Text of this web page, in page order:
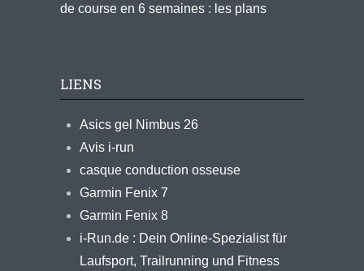
de course en 6 semaines : les plans
LIENS
Asics gel Nimbus 26
Avis i-run
casque conduction osseuse
Garmin Fenix 7
Garmin Fenix 8
i-Run.de : Dein Online-Spezialist für
Laufsport, Trailrunning und Fitness